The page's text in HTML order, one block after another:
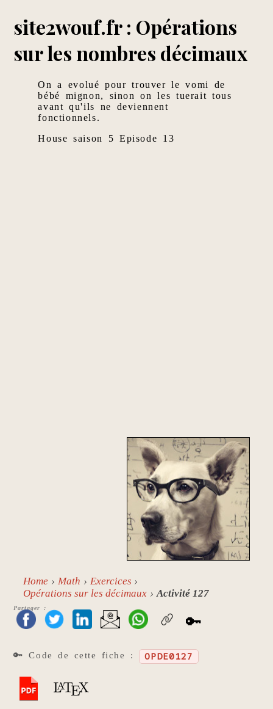
site2wouf.fr : Opérations
sur les nombres décimaux
On a evolué pour trouver le vomi de
bébé mignon, sinon on les tuerait tous
avant qu'ils ne deviennent
fonctionnels.
House saison 5 Episode 13
Home Math
Exercices
Opérations sur les décimaux
Activité 127
Partager :
🔑
🔑 Code de cette fiche : OPDE0127